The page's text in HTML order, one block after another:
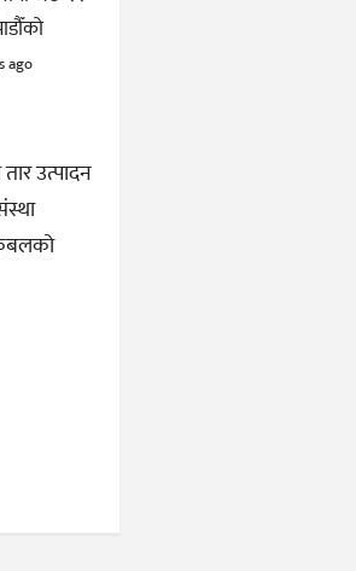
ago
उत्पादन
केबलको